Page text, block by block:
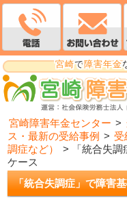
宮崎で障害年金
宮崎障害年金センター >
ス・最新の受給事例 > 受
調症など）
>
「統合失
ケース
「統合失調症」で障害